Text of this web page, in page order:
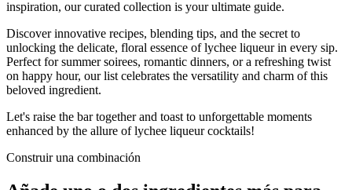
inspiration, our curated collection is your ultimate guide.
Discover innovative recipes, blending tips, and the secret to
unlocking the delicate, floral essence of lychee liqueur in every sip.
Perfect for summer soirees, romantic dinners, or a refreshing twist
on happy hour, our list celebrates the versatility and charm of this
beloved ingredient.
Let's raise the bar together and toast to unforgettable moments
enhanced by the allure of lychee liqueur cocktails!
Construir una combinación